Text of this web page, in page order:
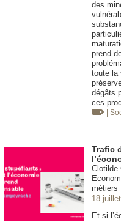
des
prend
toute la
dégâts
ces
|
Trafic
Clotilde
métiers
18
Et si